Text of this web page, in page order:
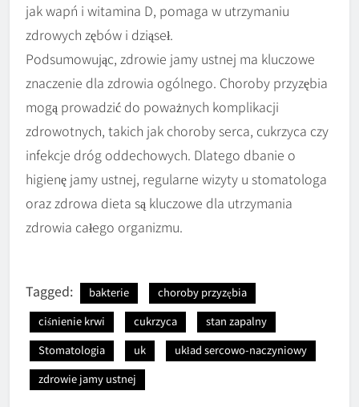
jak wapń i witamina D, pomaga w utrzymaniu
zdrowych zębów i dziąseł.
Podsumowując, zdrowie jamy ustnej ma kluczowe
znaczenie dla zdrowia ogólnego. Choroby przyzębia
mogą prowadzić do poważnych komplikacji
zdrowotnych, takich jak choroby serca, cukrzyca czy
infekcje dróg oddechowych. Dlatego dbanie o
higienę jamy ustnej, regularne wizyty u stomatologa
oraz zdrowa dieta są kluczowe dla utrzymania
zdrowia całego organizmu.
Tagged: bakterie
choroby przyzębia
ciśnienie krwi
cukrzyca
stan zapalny
Stomatologia
uk
układ sercowo-naczyniowy
zdrowie jamy ustnej